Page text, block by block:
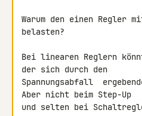
Warum den einen Regler
belasten?
Bei linearen Reglern
der sich durch den
Spannungsabfall
Aber nicht beim Step-Up
und selten bei